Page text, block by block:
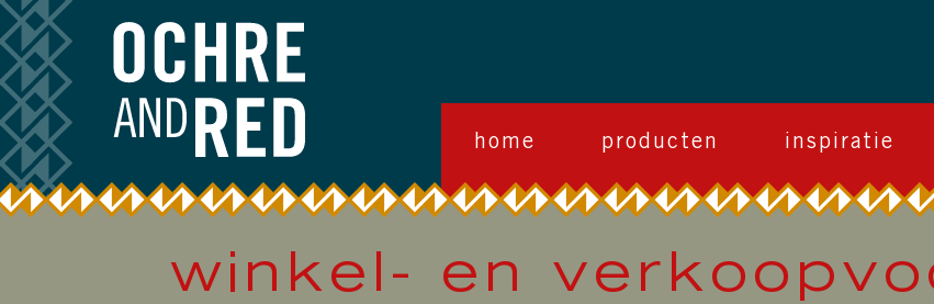
home producten inspiratie
winkel- en